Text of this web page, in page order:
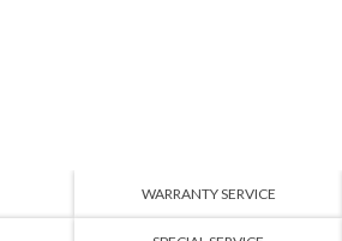
WARRANTY SERVICE